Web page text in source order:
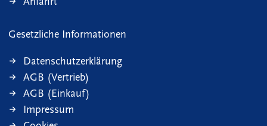
Gesetzliche Informationen
Datenschutzerklärung
AGB (Vertrieb)
AGB (Einkauf)
Impressum